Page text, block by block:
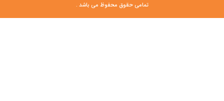
تمامی حقوق محفوظ می باشد .